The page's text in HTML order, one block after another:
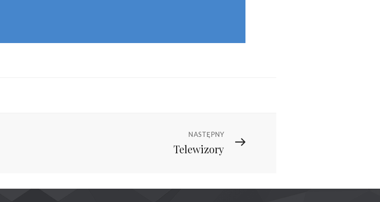
NASTĘPNY
Telewizory